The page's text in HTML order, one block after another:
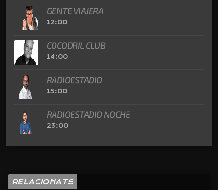
GENTE VIAJERA
12:00
COCODRIL CLUB
14:00
RADIOESTADIO
15:00
RADIOESTADIO NOCHE
23:00
RELACIONATS